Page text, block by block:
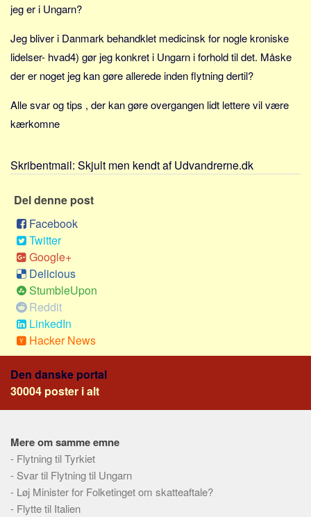
Italien
Grækenland
USA
Alle
Nøgleord
Bolig
Virksomhed
Investering
Forbrug
Social sikring og sundhed
Transport
Alle
Aspekter
Økonomi
Jura og regler
Statistik
Praktisk
Alle
Meta
jeg er i Ungarn?
Jeg bliver i Danmark behandklet medicinsk for nogle kroniske
lidelser- hvad4) gør jeg konkret i Ungarn i forhold til det. Måske
der er noget jeg kan gøre allerede inden flytning dertil?
Alle svar og tips , der kan gøre overgangen lidt lettere vil være
kærkomne
Skribentmail: Skjult men kendt af Udvandrerne.dk
Del denne post
Facebook
Twitter
Google+
Delicious
StumbleUpon
Reddit
LinkedIn
Hacker News
Den danske portal
30004 poster i alt
Mere om samme emne
- Flytning til Tyrkiet
- Svar til Flytning til Ungarn
- Løj Minister for Folketinget om skatteaftale?
- Flytte til Italien